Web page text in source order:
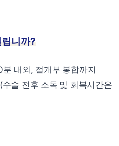
립니까?
내외, 절개부 봉합까지
술 전후 소독 및 회복시간은